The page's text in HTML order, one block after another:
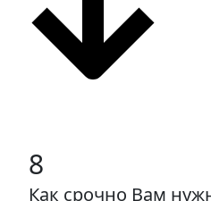
8
Как срочно Вам